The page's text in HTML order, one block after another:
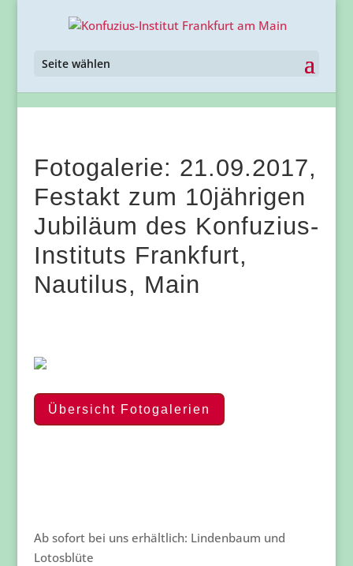
Seite wählen
Fotogalerie: 21.09.2017,
Festakt zum 10jährigen
Jubiläum des Konfuzius-
Instituts Frankfurt,
Nautilus, Main
Übersicht Fotogalerien
Ab sofort bei uns erhältlich: Lindenbaum und
Lotosblüte